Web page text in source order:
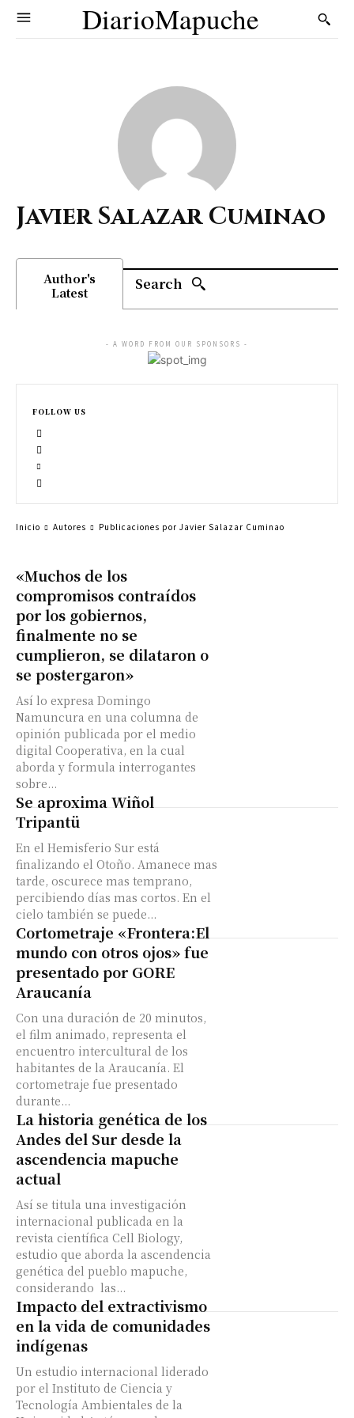
DiarioMapuche
Javier Salazar Cuminao
Author's
Latest
Search
«Muchos de los
compromisos contraídos
por los gobiernos,
finalmente no se
cumplieron, se dilataron o
se postergaron»
Así lo expresa Domingo
Namuncura en una columna de
opinión publicada por el medio
digital Cooperativa, en la cual
aborda y formula interrogantes
sobre...
Se aproxima Wiñol
Tripantü
En el Hemisferio Sur está
finalizando el Otoño. Amanece mas
tarde, oscurece mas temprano,
percibiendo días mas cortos. En el
cielo también se puede...
Cortometraje «Frontera:El
mundo con otros ojos» fue
presentado por GORE
Araucanía
Con una duración de 20 minutos,
el film animado, representa el
encuentro intercultural de los
habitantes de la Araucanía. El
cortometraje fue presentado
durante...
La historia genética de los
Andes del Sur desde la
ascendencia mapuche
actual
Así se titula una investigación
internacional publicada en la
revista científica Cell Biology,
estudio que aborda la ascendencia
genética del pueblo mapuche,
considerando las...
Impacto del extractivismo
en la vida de comunidades
indígenas
Un estudio internacional liderado
por el Instituto de Ciencia y
Tecnología Ambientales de la
- A WORD FROM OUR SPONSORS -
FOLLOW US
Inicio Autores Publicaciones por Javier Salazar Cuminao